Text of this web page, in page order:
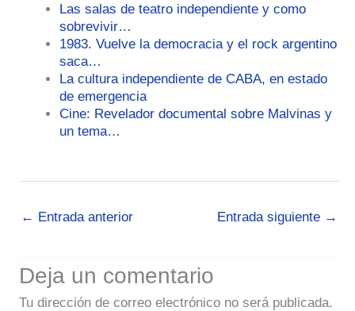
Las salas de teatro independiente y como
sobrevivir…
1983. Vuelve la democracia y el rock argentino
saca…
La cultura independiente de CABA, en estado
de emergencia
Cine: Revelador documental sobre Malvinas y
un tema…
← Entrada anterior Entrada siguiente →
Deja un comentario
Tu dirección de correo electrónico no será publicada.